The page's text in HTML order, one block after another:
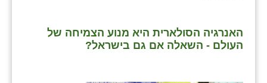
האנרגיה הסולארית היא מנוע הצמיחה של
העולם - השאלה אם גם בישראל?